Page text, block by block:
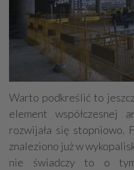
Warto podkreślić to
element współczesnej
rozwijała się stopniowo.
znaleziono już w
nie świadczy to o